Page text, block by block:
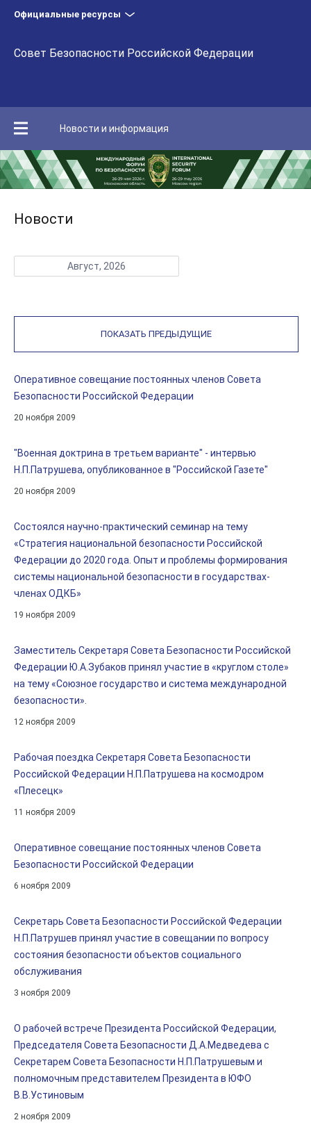
Официальные ресурсы
Совет Безопасности Российской Федерации
Новости и информация
Новости
Август, 2026
ПОКАЗАТЬ ПРЕДЫДУЩИЕ
Оперативное совещание постоянных членов Совета
Безопасности Российской Федерации
20 ноября 2009
"Военная доктрина в третьем варианте" - интервью
Н.П.Патрушева, опубликованное в "Российской Газете"
20 ноября 2009
Состоялся научно-практический семинар на тему
«Стратегия национальной безопасности Российской
Федерации до 2020 года. Опыт и проблемы формирования
системы национальной безопасности в государствах-
членах ОДКБ»
19 ноября 2009
Заместитель Секретаря Совета Безопасности Российской
Федерации Ю.А.Зубаков принял участие в «круглом столе»
на тему «Союзное государство и система международной
безопасности».
12 ноября 2009
Рабочая поездка Секретаря Совета Безопасности
Российской Федерации Н.П.Патрушева на космодром
«Плесецк»
11 ноября 2009
Оперативное совещание постоянных членов Совета
Безопасности Российской Федерации
6 ноября 2009
Секретарь Совета Безопасности Российской Федерации
Н.П.Патрушев принял участие в совещании по вопросу
состояния безопасности объектов социального
обслуживания
3 ноября 2009
О рабочей встрече Президента Российской Федерации,
Председателя Совета Безопасности Д.А.Медведева с
Секретарем Совета Безопасности Н.П.Патрушевым и
полномочным представителем Президента в ЮФО
В.В.Устиновым
2 ноября 2009